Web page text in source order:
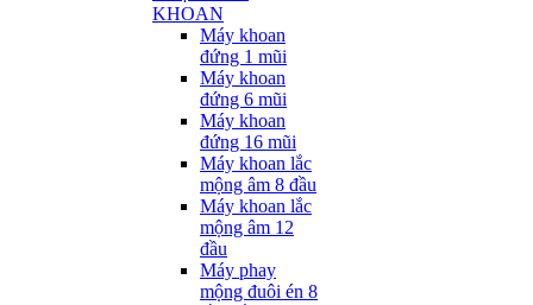
KHOAN
Máy khoan
đứng 1 mũi
Máy khoan
đứng 6 mũi
Máy khoan
đứng 16 mũi
Máy khoan lắc
mộng âm 8 đầu
Máy khoan lắc
mộng âm 12
đầu
Máy phay
mộng đuôi én 8